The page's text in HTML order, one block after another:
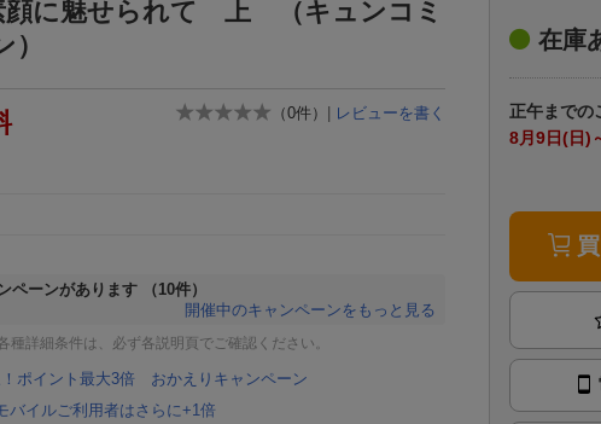
顔に魅せられて 上 （キュンコミ
（0件） | レビューを書く
ペーンがあります
（10件）
開催中のキャンペーンをもっと見る
詳細条件は、必ず各説明頁でご確認ください。
！ポイント最大3倍 おかえりキャンペーン
バイルご利用者はさらに+1倍
在庫
正午までの
8月9日(日)